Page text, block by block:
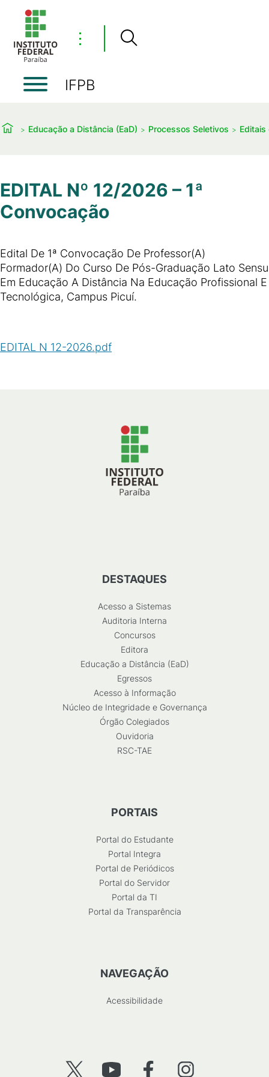
⋮
IFPB
Educação a Distância (EaD) Processos Seletivos Editais
EDITAL Nº 12/2026 – 1ª
Convocação
Edital De 1ª Convocação De Professor(A)
Formador(A) Do Curso De Pós-Graduação Lato Sensu
Em Educação A Distância Na Educação Profissional E
Tecnológica, Campus Picuí.
EDITAL N 12-2026.pdf
DESTAQUES
Acesso a Sistemas
Auditoria Interna
Concursos
Editora
Educação a Distância (EaD)
Egressos
Acesso à Informação
Núcleo de Integridade e Governança
Órgão Colegiados
Ouvidoria
RSC-TAE
PORTAIS
Portal do Estudante
Portal Integra
Portal de Periódicos
Portal do Servidor
Portal da TI
Portal da Transparência
NAVEGAÇÃO
Acessibilidade